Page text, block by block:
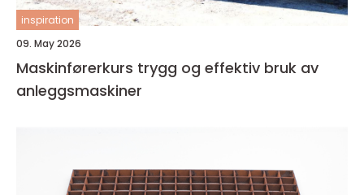
inspiration
09. May 2026
Maskinførerkurs trygg og effektiv bruk av
anleggsmaskiner